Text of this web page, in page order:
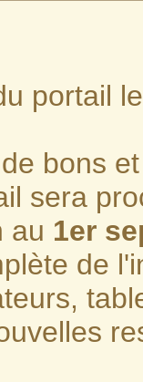
portail
bons
sera
au 1er
de